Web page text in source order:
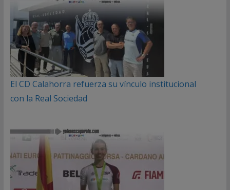
El CD Calahorra refuerza su vínculo institucional
con la Real Sociedad